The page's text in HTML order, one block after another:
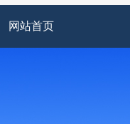
网站首页